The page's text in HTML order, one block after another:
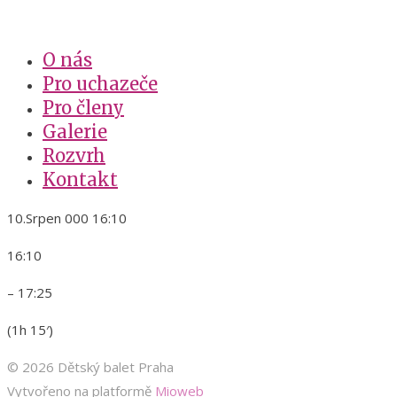
O nás
Pro uchazeče
Pro členy
Galerie
Rozvrh
Kontakt
10.Srpen 000 16:10
16:10
– 17:25
(1h 15′)
© 2026 Dětský balet Praha
Vytvořeno na platformě Mioweb